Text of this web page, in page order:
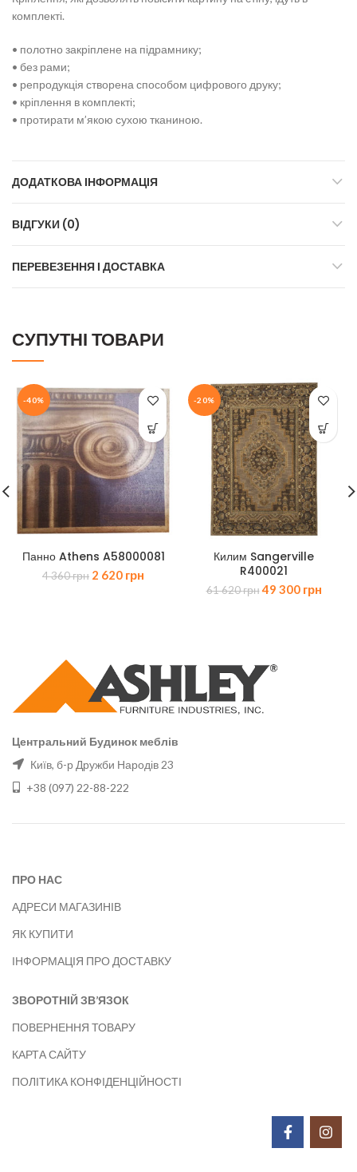
комплекті.
• полотно закріплене на підрамнику;
• без рами;
• репродукція створена способом цифрового друку;
• кріплення в комплекті;
• протирати м’якою сухою тканиною.
ДОДАТКОВА ІНФОРМАЦІЯ
ВІДГУКИ (0)
ПЕРЕВЕЗЕННЯ І ДОСТАВКА
СУПУТНІ ТОВАРИ
-40%
Панно Athens A58000081
4 360грн Оригінальна
2 620 грн
-20%
Килим Sangerville
R400021
61 620грнОригінальна
49 300 грн
Центральний Будинок меблів
Київ, б-р Дружби Народів 23
+38 (097) 22-88-222
ПРО НАС
АДРЕСИ МАГАЗИНІВ
ЯК КУПИТИ
ІНФОРМАЦІЯ ПРО ДОСТАВКУ
ЗВОРОТНІЙ ЗВ’ЯЗОК
ПОВЕРНЕННЯ ТОВАРУ
КАРТА САЙТУ
ПОЛІТИКА КОНФІДЕНЦІЙНОСТІ